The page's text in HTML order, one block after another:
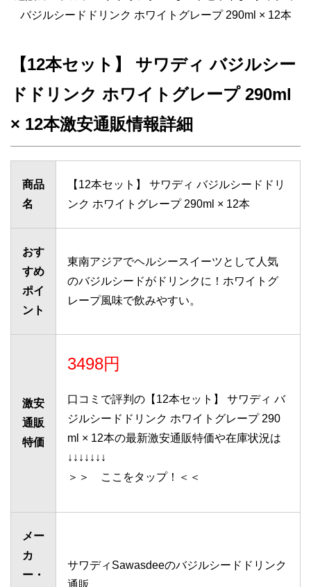
【12本セット】 サワディ バジルシー
ドドリンク ホワイトグレープ 290ml
× 12本激安通販情報詳細
商品
名
【12本セット】 サワディ バジルシードドリ
ンク ホワイトグレープ 290ml × 12本
おす
すめ
ポイ
ント
東南アジアでヘルシースイーツとして人気
のバジルシードがドリンクに！ホワイトグ
レープ風味で飲みやすい。
激安
通販
特価
3498円
口コミで評判の【12本セット】 サワディ バ
ジルシードドリンク ホワイトグレープ 290
ml × 12本の最新激安通販特価や在庫状況は
↓↓↓↓↓↓↓
＞＞ ここをタップ！＜＜
メー
カ
ー・
サワディSawasdeeのバジルシードドリンク